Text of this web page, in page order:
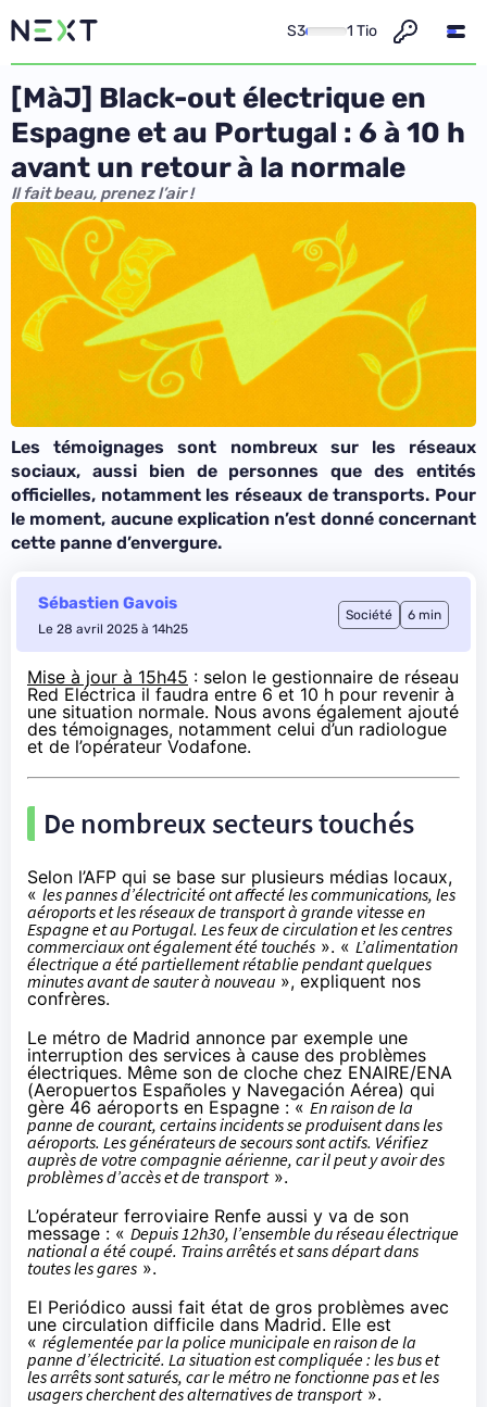
S3 1 Tio
[MàJ] Black-out électrique en
Espagne et au Portugal : 6 à 10 h
avant un retour à la normale
Il fait beau, prenez l’air !
Les témoignages sont nombreux sur les réseaux
sociaux, aussi bien de personnes que des entités
officielles, notamment les réseaux de transports. Pour
le moment, aucune explication n’est donné concernant
cette panne d’envergure.
Sébastien Gavois
Le 28 avril 2025 à 14h25
Société 6 min
Mise à jour à 15h45 : selon le gestionnaire de réseau
Red Eléctrica il faudra entre 6 et 10 h pour revenir à
une situation normale. Nous avons également ajouté
des témoignages, notamment celui d’un radiologue
et de l’opérateur Vodafone.
De nombreux secteurs touchés
Selon l’AFP qui se base sur plusieurs médias locaux,
« les pannes d’électricité ont affecté les communications, les
aéroports et les réseaux de transport à grande vitesse en
Espagne et au Portugal. Les feux de circulation et les centres
commerciaux ont également été touchés ». « L’alimentation
électrique a été partiellement rétablie pendant quelques
minutes avant de sauter à nouveau », expliquent nos
confrères.
Le métro de Madrid annonce par exemple une
interruption des services à cause des problèmes
électriques. Même son de cloche chez ENAIRE/ENA
(Aeropuertos Españoles y Navegación Aérea) qui
gère 46 aéroports en Espagne : « En raison de la
panne de courant, certains incidents se produisent dans les
aéroports. Les générateurs de secours sont actifs. Vérifiez
auprès de votre compagnie aérienne, car il peut y avoir des
problèmes d’accès et de transport».
L’opérateur ferroviaire Renfe aussi y va de son
message : « Depuis 12h30, l’ensemble du réseau électrique
national a été coupé. Trains arrêtés et sans départ dans
toutes les gares ».
El Periódico aussi fait état de gros problèmes avec
une circulation difficile dans Madrid. Elle est
« réglementée par la police municipale en raison de la
panne d’électricité. La situation est compliquée : les bus et
les arrêts sont saturés, car le métro ne fonctionne pas et les
usagers cherchent des alternatives de transport».